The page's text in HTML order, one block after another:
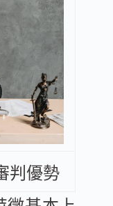
判優勢